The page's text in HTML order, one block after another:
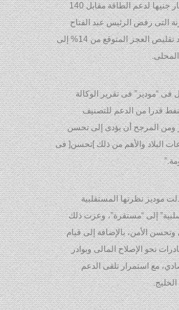
خصصت حوالى 100 مليار جنيها لدعم الطاقة مقابل 140
التى رفض الرئيس عبد الفتاح
السيسى اعتمادها إلا بعد تقليص العجز المتوقع من 14% إلى
“موديز” فى تقرير الوكالة
قدرا من الدعم للتصنيف
ومن المرجح أن يؤدى إلى تحسن
البلاد والأهم من ذلك ]تحسن[ فى
موديز نظرتها المستقلبية
إلى “مستقرة”، وعزت ذلك
الأمن، بالإضافة إلى قيام
نحو الإصلاح المالى وبوادر
مع استمرار تلقى الدعم